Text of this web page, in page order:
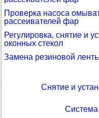
Проверка насоса
рассеивателей фар
Регулировка, снятие и
оконных стекол
Замена резиновой
Снятие и
Система